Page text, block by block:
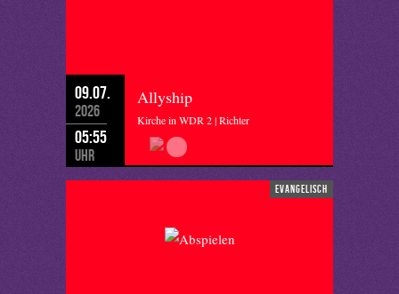
09.07.
2026
05:55
Uhr
Allyship
Kirche in WDR 2 | Richter
evangelisch